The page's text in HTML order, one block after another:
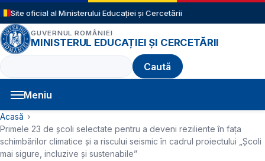
Sari la conținutul principal
Site oficial al Ministerului Educației și Cercetării
GUVERNUL ROMÂNIEI
MINISTERUL EDUCAȚIEI ȘI CERCETĂRII
Caută
Meniu
Navigație principală
Cale de navigare
Acasă
Primele 23 de școli selectate pentru a deveni reziliente în fața
schimbărilor climatice și a riscului seismic în cadrul proiectului „Școli
mai sigure, incluzive și sustenabile”